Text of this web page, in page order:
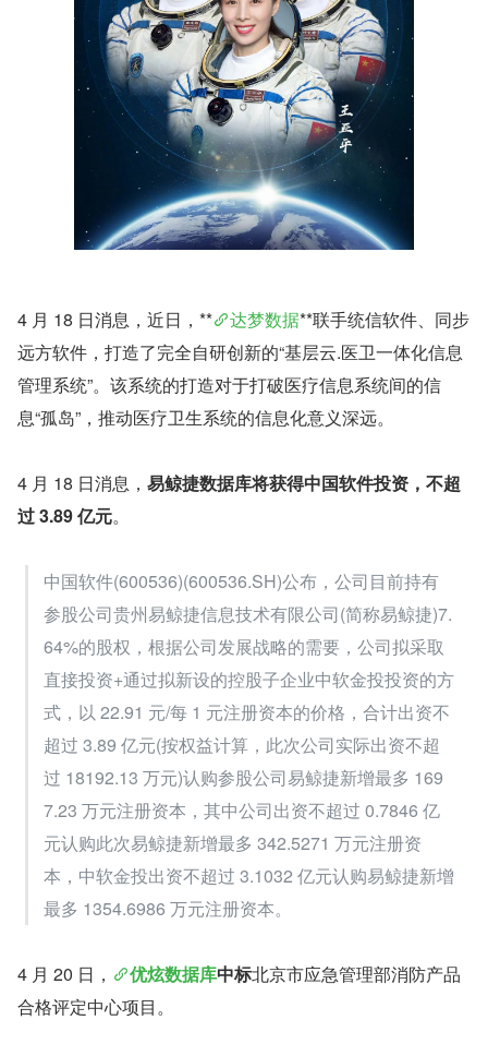
4 月 18 日消息，近日，** 达梦数据**联手统信软件、同步
远方软件，打造了完全自研创新的“基层云.医卫一体化信息
管理系统”。该系统的打造对于打破医疗信息系统间的信
息“孤岛”，推动医疗卫生系统的信息化意义深远。
4 月 18 日消息， 易鲸捷数据库将获得中国软件投资，不超
过 3.89 亿元。
中国软件(600536)(600536.SH)公布，公司目前持有
参股公司贵州易鲸捷信息技术有限公司(简称易鲸捷)7.
64%的股权，根据公司发展战略的需要，公司拟采取
直接投资+通过拟新设的控股子企业中软金投投资的方
式，以 22.91 元/每 1 元注册资本的价格，合计出资不
超过 3.89 亿元(按权益计算，此次公司实际出资不超
过 18192.13 万元)认购参股公司易鲸捷新增最多 169
7.23 万元注册资本，其中公司出资不超过 0.7846 亿
元认购此次易鲸捷新增最多 342.5271 万元注册资
本，中软金投出资不超过 3.1032 亿元认购易鲸捷新增
最多 1354.6986 万元注册资本。
4 月 20 日， 优炫数据库中标北京市应急管理部消防产品
合格评定中心项目。